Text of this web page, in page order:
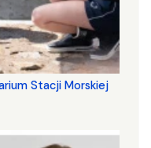
Stacji Morskiej